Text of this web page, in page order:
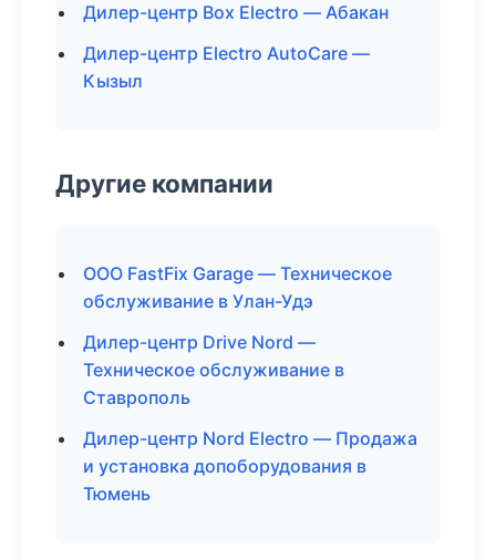
Дилер-центр Box Electro — Абакан
Дилер-центр Electro AutoCare —
Кызыл
Другие компании
ООО FastFix Garage — Техническое
обслуживание в Улан-Удэ
Дилер-центр Drive Nord —
Техническое обслуживание в
Ставрополь
Дилер-центр Nord Electro — Продажа
и установка допоборудования в
Тюмень